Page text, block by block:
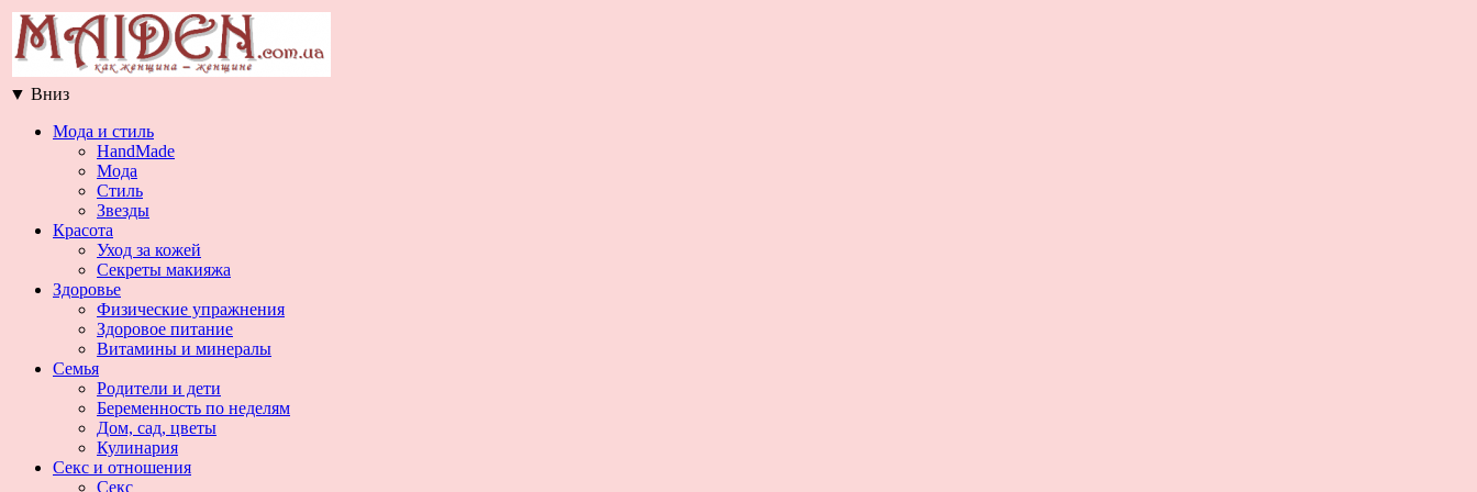
▼ Вниз
Мода и стиль
HandMade
Мода
Стиль
Звезды
Красота
Уход за кожей
Секреты макияжа
Здоровье
Физические упражнения
Здоровое питание
Витамины и минералы
Семья
Родители и дети
Беременность по неделям
Дом, сад, цветы
Кулинария
Секс и отношения
Секс